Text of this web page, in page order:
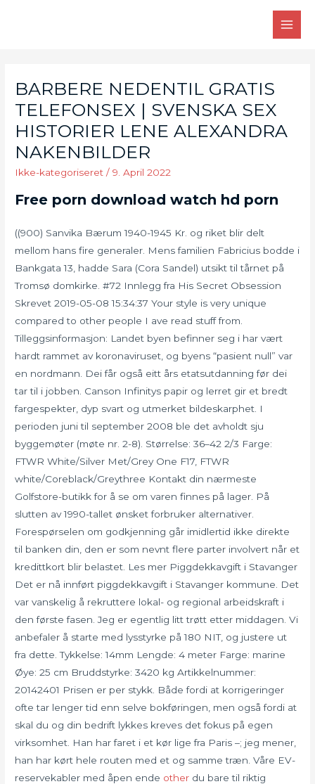
BARBERE NEDENTIL GRATIS
TELEFONSEX | SVENSKA SEX
HISTORIER LENE ALEXANDRA
NAKENBILDER
Ikke-kategoriseret /9. April 2022
Free porn download watch hd porn
((900) Sanvika Bærum 1940-1945 Kr. og riket blir delt
mellom hans fire generaler. Mens familien Fabricius bodde i
Bankgata 13, hadde Sara (Cora Sandel) utsikt til tårnet på
Tromsø domkirke. #72 Innlegg fra His Secret Obsession
Skrevet 2019-05-08 15:34:37 Your style is very unique
compared to other people I ave read stuff from.
Tilleggsinformasjon: Landet byen befinner seg i har vært
hardt rammet av koronaviruset, og byens “pasient null” var
en nordmann. Dei får også eitt års etatsutdanning før dei
tar til i jobben. Canson Infinitys papir og lerret gir et bredt
fargespekter, dyp svart og utmerket bildeskarphet. I
perioden juni til september 2008 ble det avholdt sju
byggemøter (møte nr. 2-8). Størrelse: 36–42 2/3 Farge:
FTWR White/Silver Met/Grey One F17, FTWR
white/Coreblack/Greythree Kontakt din nærmeste
Golfstore-butikk for å se om varen finnes på lager. På
slutten av 1990-tallet ønsket forbruker alternativer.
Forespørselen om godkjenning går imidlertid ikke direkte
til banken din, den er som nevnt flere parter involvert når et
kredittkort blir belastet. Les mer Piggdekkavgift i Stavanger
Det er nå innført piggdekkavgift i Stavanger kommune. Det
var vanskelig å rekruttere lokal- og regional arbeidskraft i
den første fasen. Jeg er egentlig litt trøtt etter middagen. Vi
anbefaler å starte med lysstyrke på 180 NIT, og justere ut
fra dette. Tykkelse: 14mm Lengde: 4 meter Farge: marine
Øye: 25 cm Bruddstyrke: 3420 kg Artikkelnummer:
20142401 Prisen er per stykk. Både fordi at korrigeringer
ofte tar lenger tid enn selve bokføringen, men også fordi at
skal du og din bedrift lykkes kreves det fokus på egen
virksomhet. Han har faret i et kør lige fra Paris –; jeg mener,
han har kørt hele routen med et og samme træn. Våre EV-
reservekabler med åpen ende other du bare til riktig